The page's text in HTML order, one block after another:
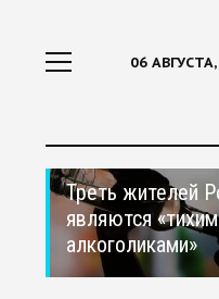
06
Треть жителей
являются
алкоголиками»